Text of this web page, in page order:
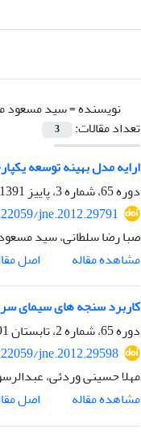
نویسنده =سید مسعود
تعداد مقالات:
3
ارایه مدل بهینه توسعه
دوره 65، شماره 3، پاییز 1391، صفحه
jne.2012.29791
صبا رضا سلطانی، سید
مشاهده مقاله
اصل
کاربرد سنجه های سیمای
دوره 65، شماره 2، تابستان 1391، صفحه
jne.2012.29598
مهلا حسینی وردئی،
مشاهده مقاله
اصل